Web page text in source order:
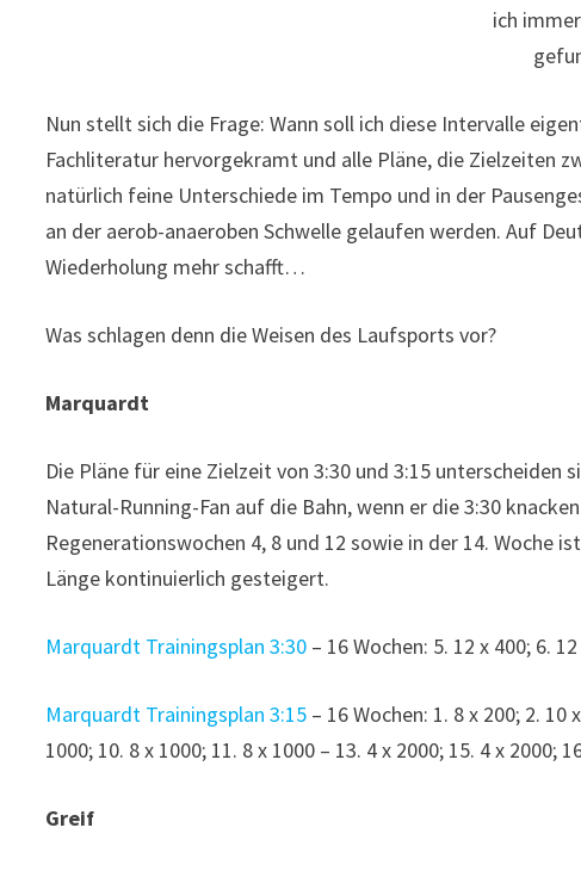
ich
Nun stellt sich die Frage: Wann soll ich diese Intervalle
Fachliteratur hervorgekramt und alle Pläne, die Zielzeiten
natürlich feine Unterschiede im Tempo und in der
an der aerob-anaeroben Schwelle gelaufen werden. Auf
Wiederholung mehr schafft…
Was schlagen denn die Weisen des Laufsports vor?
Marquardt
Die Pläne für eine Zielzeit von 3:30 und 3:15
Natural-Running-Fan auf die Bahn, wenn er die 3:30
Regenerationswochen 4, 8 und 12 sowie in der 14. Woche
Länge kontinuierlich gesteigert.
Marquardt Trainingsplan 3:30 – 16 Wochen: 5. 12 x 400; 6.
Marquardt Trainingsplan 3:15 – 16 Wochen: 1. 8 x 200; 2. 10
1000; 10. 8 x 1000; 11. 8 x 1000 – 13. 4 x 2000; 15. 4 x 2000;
Greif